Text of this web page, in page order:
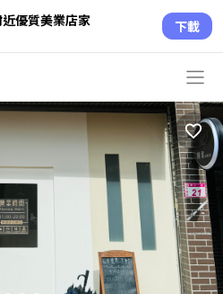
優質美業店家 下載